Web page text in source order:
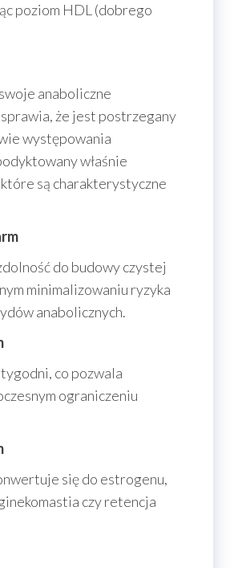
poziom HDL (dobrego
anaboliczne
że jest postrzegany
występowania
właśnie
są charakterystyczne
do budowy czystej
minimalizowaniu ryzyka
anabolicznych.
co pozwala
ograniczeniu
się do estrogenu,
czy retencja